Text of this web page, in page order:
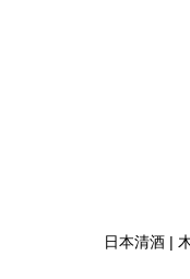
日本清酒 |